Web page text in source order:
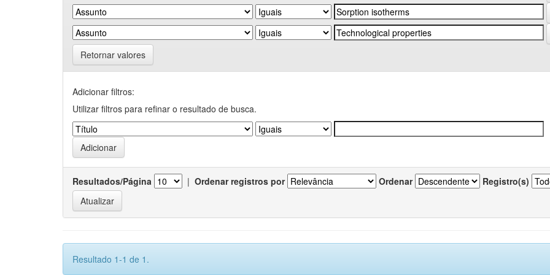
Retornar valores
Adicionar filtros:
Utilizar filtros para refinar o resultado de busca.
Resultados/Página | Ordenar registros por Ordenar Registro(s)
Resultado 1-1 de 1.